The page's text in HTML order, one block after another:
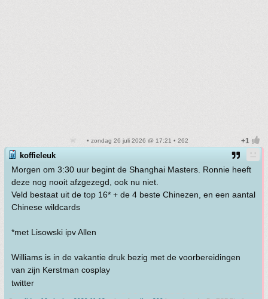
• zondag 26 juli 2026 @ 17:21 • 262
koffieleuk
Morgen om 3:30 uur begint de Shanghai Masters. Ronnie heeft
deze nog nooit afzgezegd, ook nu niet.
Veld bestaat uit de top 16* + de 4 beste Chinezen, en een aantal
Chinese wildcards
*met Lisowski ipv Allen
Williams is in de vakantie druk bezig met de voorbereidingen
van zijn Kerstman cosplay
twitter